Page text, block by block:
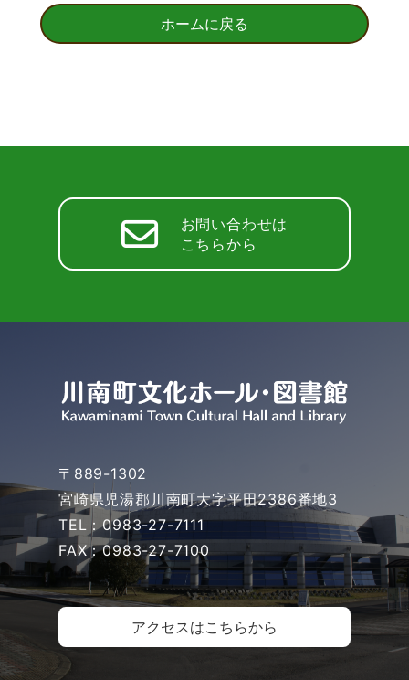
ホームに戻る
お問い合わせは
こちらから
〒889-1302
宮崎県児湯郡川南町大字平田2386番地3
TEL：0983-27-7111
FAX：0983-27-7100
アクセスはこちらから